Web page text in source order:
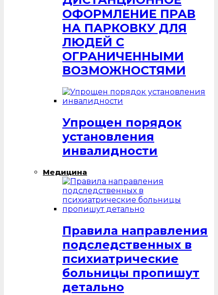
ОФОРМЛЕНИЕ ПРАВ
НА ПАРКОВКУ ДЛЯ
ЛЮДЕЙ С
ОГРАНИЧЕННЫМИ
ВОЗМОЖНОСТЯМИ
Упрощен порядок
установления
инвалидности
Медицина
Правила направления
подследственных в
психиатрические
больницы пропишут
детально